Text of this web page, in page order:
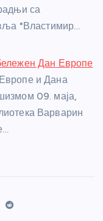
са
"Властимир…
Дан Европе
и Дана
09. маја,
Варварин